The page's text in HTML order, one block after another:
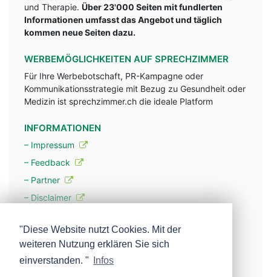
und Therapie. Über 23'000 Seiten mit fundlerten
Informationen umfasst das Angebot und täglich
kommen neue Seiten dazu.
WERBEMÖGLICHKEITEN AUF SPRECHZIMMER
Für Ihre Werbebotschaft, PR-Kampagne oder
Kommunikationsstrategie mit Bezug zu Gesundheit oder
Medizin ist sprechzimmer.ch die ideale Platform
INFORMATIONEN
– Impressum
– Feedback
– Partner
– Disclaimer
– Werbung
– Mehr über unsere Experten
"Diese Website nutzt Cookies. Mit der
weiteren Nutzung erklären Sie sich
einverstanden. "
Infos